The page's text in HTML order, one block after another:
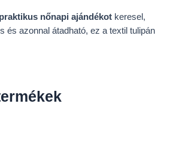
nőnapi ajándékot keresel,
és azonnal átadható, ez a textil tulipán